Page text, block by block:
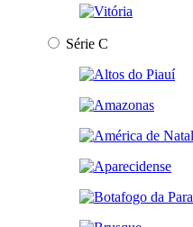
Série C